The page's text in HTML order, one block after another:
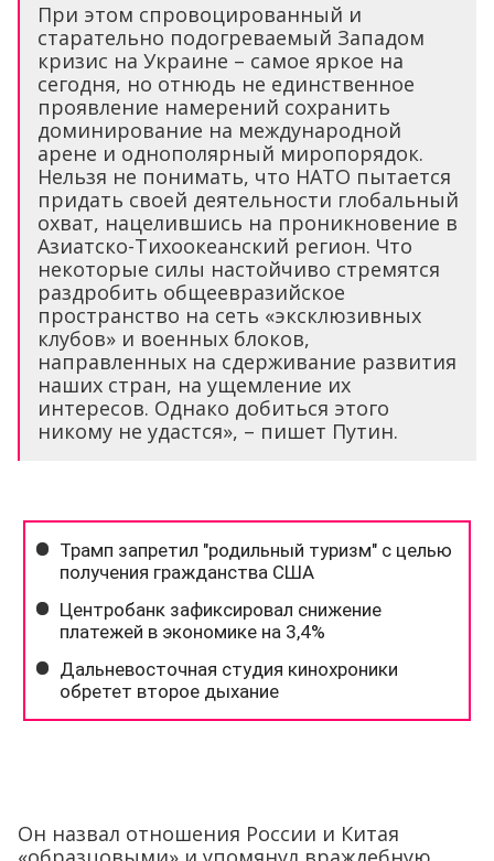
При этом спровоцированный и
старательно подогреваемый Западом
кризис на Украине – самое яркое на
сегодня, но отнюдь не единственное
проявление намерений сохранить
доминирование на международной
арене и однополярный миропорядок.
Нельзя не понимать, что НАТО пытается
придать своей деятельности глобальный
охват, нацелившись на проникновение в
Азиатско-Тихоокеанский регион. Что
некоторые силы настойчиво стремятся
раздробить общеевразийское
пространство на сеть «эксклюзивных
клубов» и военных блоков,
направленных на сдерживание развития
наших стран, на ущемление их
интересов. Однако добиться этого
никому не удастся», – пишет Путин.
Он назвал отношения России и Китая